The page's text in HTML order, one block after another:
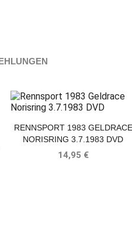
RENNSPORT 1983 GELDRACE
NORISRING 3.7.1983 DVD
14,95 €